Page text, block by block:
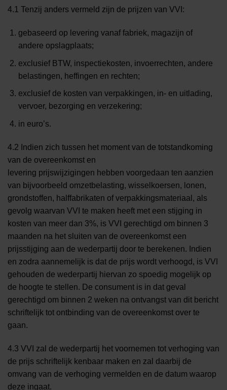
4.1 Tenzij anders vermeld zijn de prijzen van VVI:
gebaseerd op levering vanaf fabriek, magazijn of
andere opslagplaats;
exclusief BTW, inspectiekosten, invoerrechten, andere
belastingen, heffingen en rechten;
exclusief de kosten van verpakkingen, in- en uitlading,
vervoer, bezorging en verzekering;
in euro’s.
4.2 Indien zich tussen het moment van de totstandkoming
van de overeenkomst en
levering prijswijzigingen hebben voorgedaan ten aanzien
van bijvoorbeeld omzetbelasting, wisselkoersen, lonen,
grondstoffen, halffabrikaten of verpakkingsmateriaal, als
gevolg waarvan VVI te maken heeft met een stijging in
kosten van meer dan 3%, is VVI gerechtigd om binnen 3
maanden na het sluiten van de overeenkomst een
prijsstijging aan de wederpartij door te berekenen. Indien
en zodra aannemelijk is dat de prijs wordt verhoogd, is VVI
gehouden de wederpartij hiervan zo spoedig mogelijk op
de hoogte te stellen. De consument is in dat geval
gerechtigd om binnen 2 weken na ontvangst van dit bericht
schriftelijk tot ontbinding van de overeenkomst over te
gaan.
4.3 VVI zal de wederpartij het voornemen tot verhoging van
de prijs schriftelijk kenbaar maken en zal daarbij de
omvang van de verhoging vermelden en de datum waarop
deze ingaat.